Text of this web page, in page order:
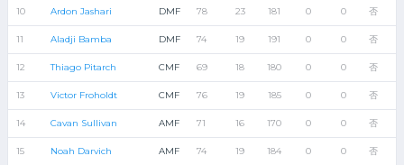
10 Ardon Jashari DMF 78 23 181 0 0 否
11 Aladji Bamba DMF 74 19 191 0 0 否
12 Thiago Pitarch CMF 69 18 180 0 0 否
13 Victor Froholdt CMF 76 19 185 0 0 否
14 Cavan Sullivan AMF 71 16 170 0 0 否
15 Noah Darvich AMF 74 19 184 0 0 否